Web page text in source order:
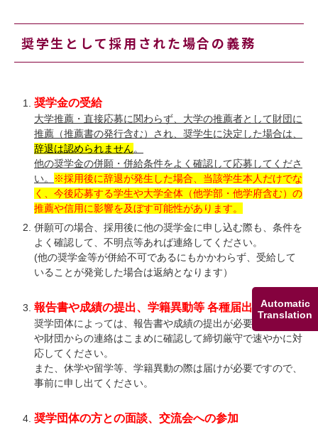
Automatic
Translation
奨学生として採用された場合の義務
奨学金の受給
大学推薦・直接応募に関わらず、大学の推薦者として財団に
推薦（推薦書の発行含む）され、奨学生に決定した場合は、
辞退は認められません。
他の奨学金の併願・併給条件をよく確認して応募してくださ
い。
※採用後に辞退が発生した場合、当該学生本人だけでな
く、今後応募する学生や大学全体（他学部・他学府含む）の
推薦や信用に影響を及ぼす可能性があります。
併願可の場合、採用後に他の奨学金に申し込む際も、条件を
よく確認して、不明点等あれば連絡してください。
(他の奨学金等が併給不可であるにもかかわらず、受給して
いることが発覚した場合は返納となります）
報告書や成績の提出、学籍異動等 各種届出
奨学団体によっては、報告書や成績の提出が必要です。大学
や財団からの連絡はこまめに確認して締切厳守で速やかに対
応してください。
また、休学や留学等、学籍異動の際は届けが必要ですので、
事前に申し出てください。
奨学団体の方との面談、交流会への参加